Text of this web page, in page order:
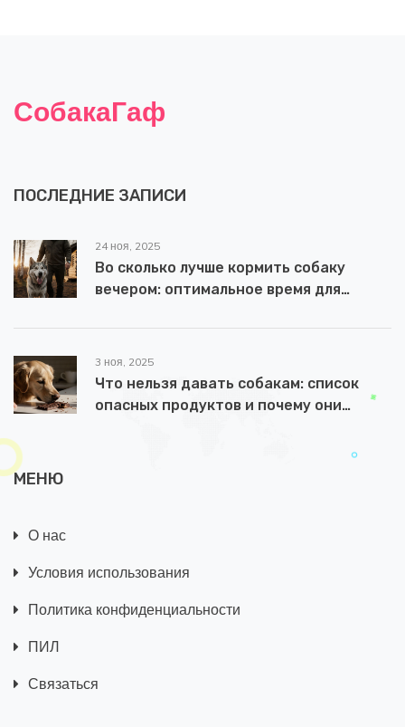
СобакаГаф
ПОСЛЕДНИЕ ЗАПИСИ
24 ноя, 2025
Во сколько лучше кормить собаку
вечером: оптимальное время для
3 ноя, 2025
Что нельзя давать собакам: список
опасных продуктов и почему они
МЕНЮ
О нас
Условия использования
Политика конфиденциальности
ПИЛ
Связаться